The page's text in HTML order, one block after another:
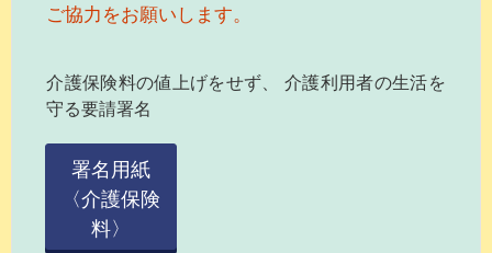
ご協力をお願いします。
介護保険料の値上げをせず、 介護利用者の生活を
守る要請署名
署名用紙
〈介護保険
料〉